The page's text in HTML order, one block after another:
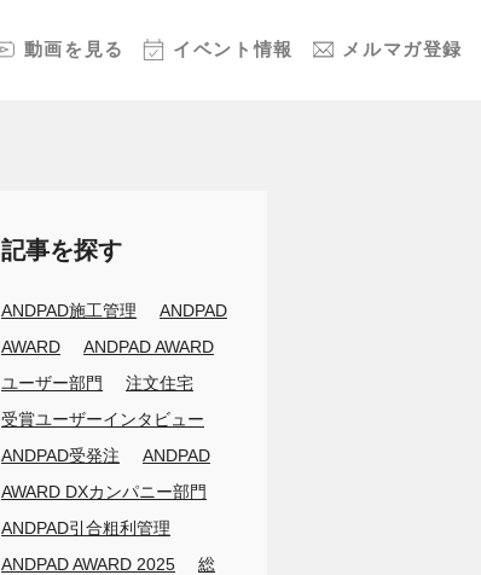
動画を見る イベント情報 メルマガ登録
記事を探す
ANDPAD施工管理
ANDPAD
AWARD
ANDPAD AWARD
ユーザー部門
注文住宅
受賞ユーザーインタビュー
ANDPAD受発注
ANDPAD
AWARD DXカンパニー部門
ANDPAD引合粗利管理
ANDPAD AWARD 2025
総